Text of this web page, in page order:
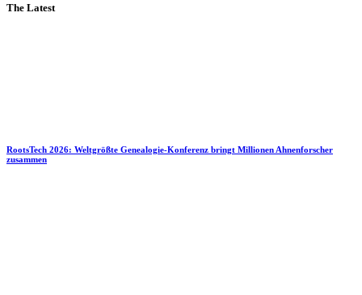
The Latest
RootsTech 2026: Weltgrößte Genealogie-Konferenz bringt Millionen Ahnenforscher
zusammen